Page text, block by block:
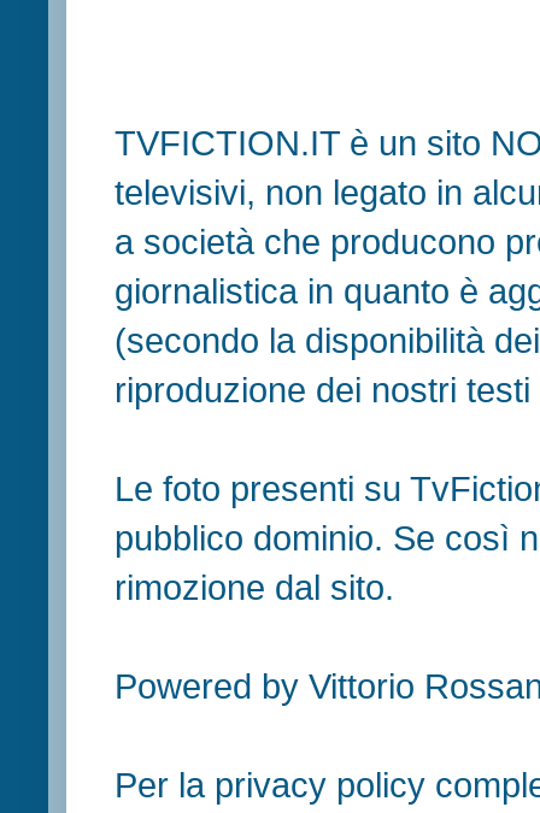
TVFICTION.IT è un sito
televisivi, non legato in
a società che producono
giornalistica in quanto è
(secondo la disponibilità
riproduzione dei nostri
Le foto presenti su
pubblico dominio. Se così
rimozione dal sito.
Powered by Vittorio
Per la privacy policy